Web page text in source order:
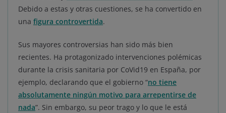
Debido a estas y otras cuestiones, se ha convertido en
una figura controvertida.
Sus mayores controversias han sido más bien
recientes. Ha protagonizado intervenciones polémicas
durante la crisis sanitaria por CoVid19 en España, por
ejemplo, declarando que el gobierno “no tiene
absolutamente ningún motivo para arrepentirse de
nada”. Sin embargo, su peor trago y lo que le está